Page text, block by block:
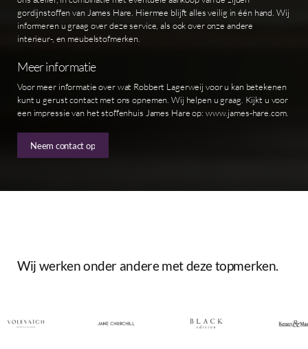
gordijnstoffen van James Hare. Hiermee blijft alles veilig in één hand. Wij
informeren u graag over deze service, als ook over onze andere
interieur-, en meubelstofmerken.
Meer informatie
Voor meer informatie over wat Robbert Lagerweij voor u kan betekenen
kunt u gerust contact met ons opnemen. Wij helpen u graag. Kijkt u voor
een impressie van het stoffenhuis James Hare op: www.james-hare.com.
Neem contact op
Wij werkenonder andere metdezetopmerken.